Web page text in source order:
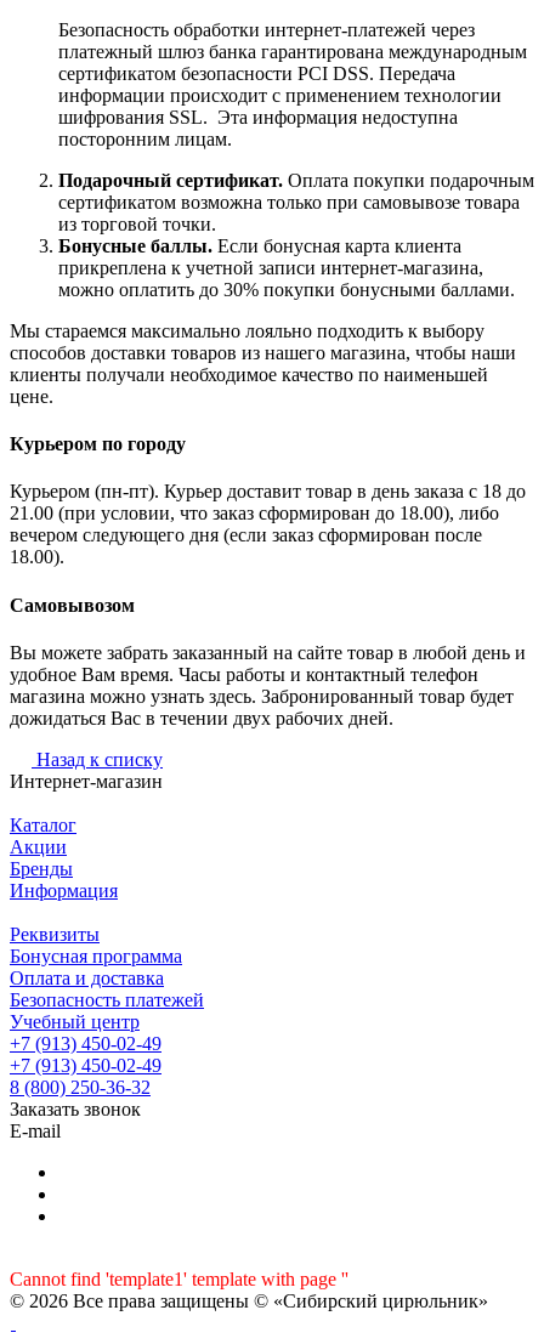
Безопасность обработки интернет-платежей через
платежный шлюз банка гарантирована международным
сертификатом безопасности PCI DSS. Передача
информации происходит с применением технологии
шифрования SSL. Эта информация недоступна
посторонним лицам.
Подарочный сертификат. Оплата покупки подарочным
сертификатом возможна только при самовывозе товара
из торговой точки.
Бонусные баллы. Если бонусная карта клиента
прикреплена к учетной записи интернет-магазина,
можно оплатить до 30% покупки бонусными баллами.
Мы стараемся максимально лояльно подходить к выбору
способов доставки товаров из нашего магазина, чтобы наши
клиенты получали необходимое качество по наименьшей
цене.
Курьером по городу
Курьером (пн-пт). Курьер доставит товар в день заказа с 18 до
21.00 (при условии, что заказ сформирован до 18.00), либо
вечером следующего дня (если заказ сформирован после
18.00).
Самовывозом
Вы можете забрать заказанный на сайте товар в любой день и
удобное Вам время. Часы работы и контактный телефон
магазина можно узнать здесь. Забронированный товар будет
дожидаться Вас в течении двух рабочих дней.
Назад к списку
Интернет-магазин
Каталог
Акции
Бренды
Информация
Реквизиты
Бонусная программа
Оплата и доставка
Безопасность платежей
Учебный центр
+7 (913) 450-02-49
+7 (913) 450-02-49
8 (800) 250-36-32
Заказать звонок
E-mail
Cannot find 'template1' template with page ''
© 2026 Все права защищены © «Сибирский цирюльник»